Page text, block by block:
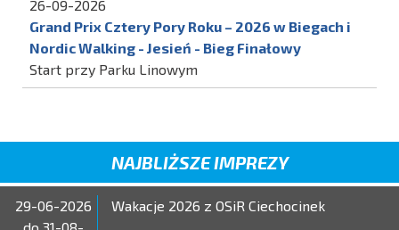
26-09-2026
Grand Prix Cztery Pory Roku – 2026 w Biegach i
Nordic Walking - Jesień - Bieg Finałowy
Start przy Parku Linowym
NAJBLIŻSZE IMPREZY
29-06-2026
Wakacje 2026 z OSiR Ciechocinek